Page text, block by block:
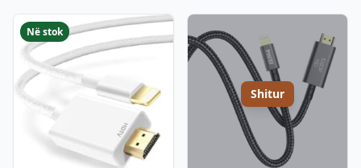
Në stok
Shitur